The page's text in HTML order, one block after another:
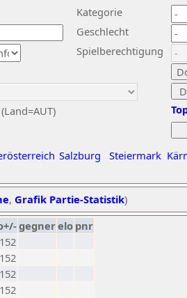
Kategorie
Geschlecht
Spielberechtigung
Salzburg Steiermark
, Grafik Partie-Statistik)
gegnerelo pnr